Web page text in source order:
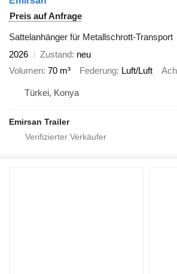
Preis auf Anfrage
Sattelanhänger für Metallschrott-Transport
2026
Zustand neu
Volumen 70 m³ Federung Luft/Luft
Türkei, Konya
Emirsan Trailer